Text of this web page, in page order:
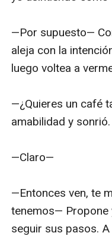
—Por supuesto—
aleja con la
luego voltea a
—¿Quieres un café
amabilidad y sonrió.
—Claro—
—Entonces ven, te
tenemos— Propone
seguir sus pasos.